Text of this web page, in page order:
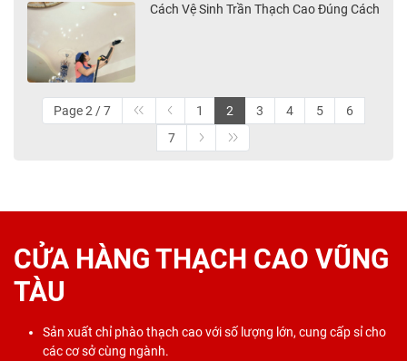
Cách Vệ Sinh Trần Thạch Cao Đúng Cách
Page 2 / 7 1 2 3 4 5
6
7
CỬA HÀNG THẠCH CAO VŨNG
TÀU
Sản xuất chỉ phào thạch cao với số lượng lớn, cung cấp sỉ cho
các cơ sở cùng ngành.